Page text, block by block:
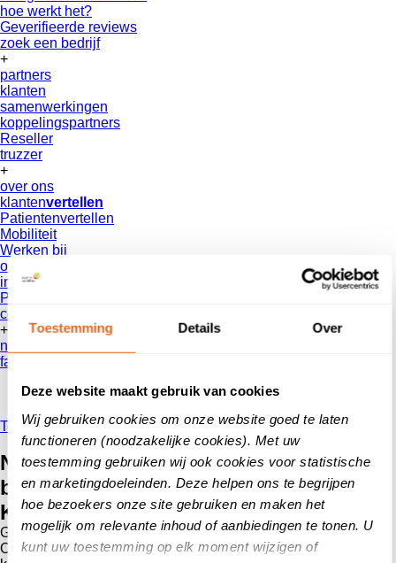
Toestemming Details Over
Deze website maakt gebruik van cookies
Wij gebruiken cookies om onze website goed te laten
functioneren (noodzakelijke cookies). Met uw
toestemming gebruiken wij ook cookies voor statistische
en marketingdoeleinden. Deze helpen ons te begrijpen
hoe bezoekers onze site gebruiken en maken het
mogelijk om relevante inhoud of aanbiedingen te tonen. U
kunt uw toestemming op elk moment wijzigen of
hoe werkt het?
Geverifieerde reviews
zoek een bedrijf
+
partners
klanten
samenwerkingen
koppelingspartners
Reseller
truzzer
+
over ons
klantenvertellen
Patientenvertellen
Mobiliteit
Werken bij
onze reviews
informatie voor consumenten
Privacy Beleid
contact
+
nieuws
faq
Terug
Nepreviews? Zo bouw je aan
betrouwbare klantbeoordelingen met
Klantenvertellen
Geplaatst op13 oktober 2025
Online beoordelingen zijn goud waard : ze kunnen nieuwe